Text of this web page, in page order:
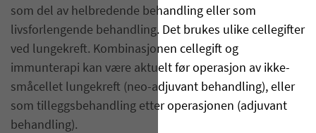
som del av helbredende behandling eller som
livsforlengende behandling. Det brukes ulike cellegifter
ved lungekreft. Kombinasjonen cellegift og
immunterapi kan være aktuelt før operasjon av ikke-
småcellet lungekreft (neo-adjuvant behandling), eller
som tilleggsbehandling etter operasjonen (adjuvant
behandling).